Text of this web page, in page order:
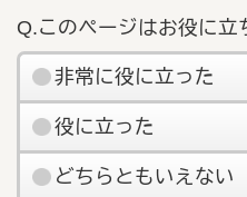
Q.このページはお役に立
非常に役に立った
役に立った
どちらともいえない